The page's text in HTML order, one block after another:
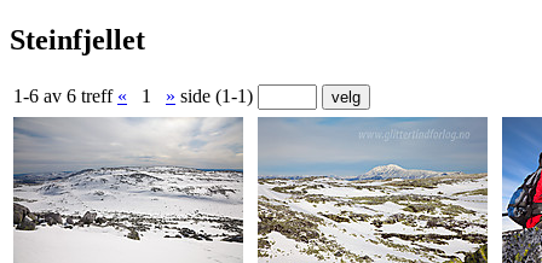
Steinfjellet
1-6 av 6 treff « 1 » side (1-1)